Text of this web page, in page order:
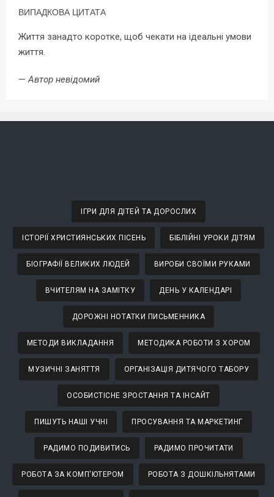
ВИПАДКОВА ЦИТАТА
Життя занадто коротке, щоб чекати на ідеальні умови
життя.
—Автор невідомий
ІГРИ ДЛЯ ДІТЕЙ ТА ДОРОСЛИХ
ІСТОРІЇ ХРИСТИЯНСЬКИХ ПІСЕНЬ БІБЛІЙНІ УРОКИ ДІТЯМ
БІОГРАФІЇ ВЕЛИКИХ ЛЮДЕЙ ВИРОБИ СВОЇМИ РУКАМИ
ВЧИТЕЛЯМ НА ЗАМІТКУ ДЕНЬ У КАЛЕНДАРІ
ДОРОЖНІ НОТАТКИ ПИСЬМЕННИКА
МЕТОДИ ВИКЛАДАННЯ МЕТОДИКА РОБОТИ З ХОРОМ
МУЗИЧНІ ЗАНЯТТЯ ОРГАНІЗАЦІЯ ДИТЯЧОГО ТАБОРУ
ОСОБИСТІСНЕ ЗРОСТАННЯ ТА ІНСАЙТ
ПИШУТЬ НАШІ УЧНІ ПРОСУВАННЯ ТА МАРКЕТИНГ
РАДИМО ПОДИВИТИСЬ РАДИМО ПРОЧИТАТИ
РОБОТА ЗА КОМП'ЮТЕРОМ РОБОТА З ДОШКІЛЬНЯТАМИ